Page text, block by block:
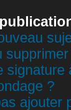
?
ajouter